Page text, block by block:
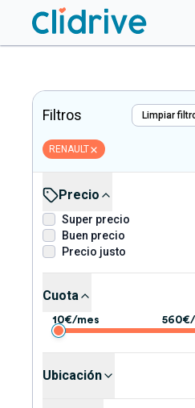
Filtros Limpiar
RENAULT
Precio
Super precio
Buen precio
Precio justo
Cuota
10€/mes 560€/
Ubicación